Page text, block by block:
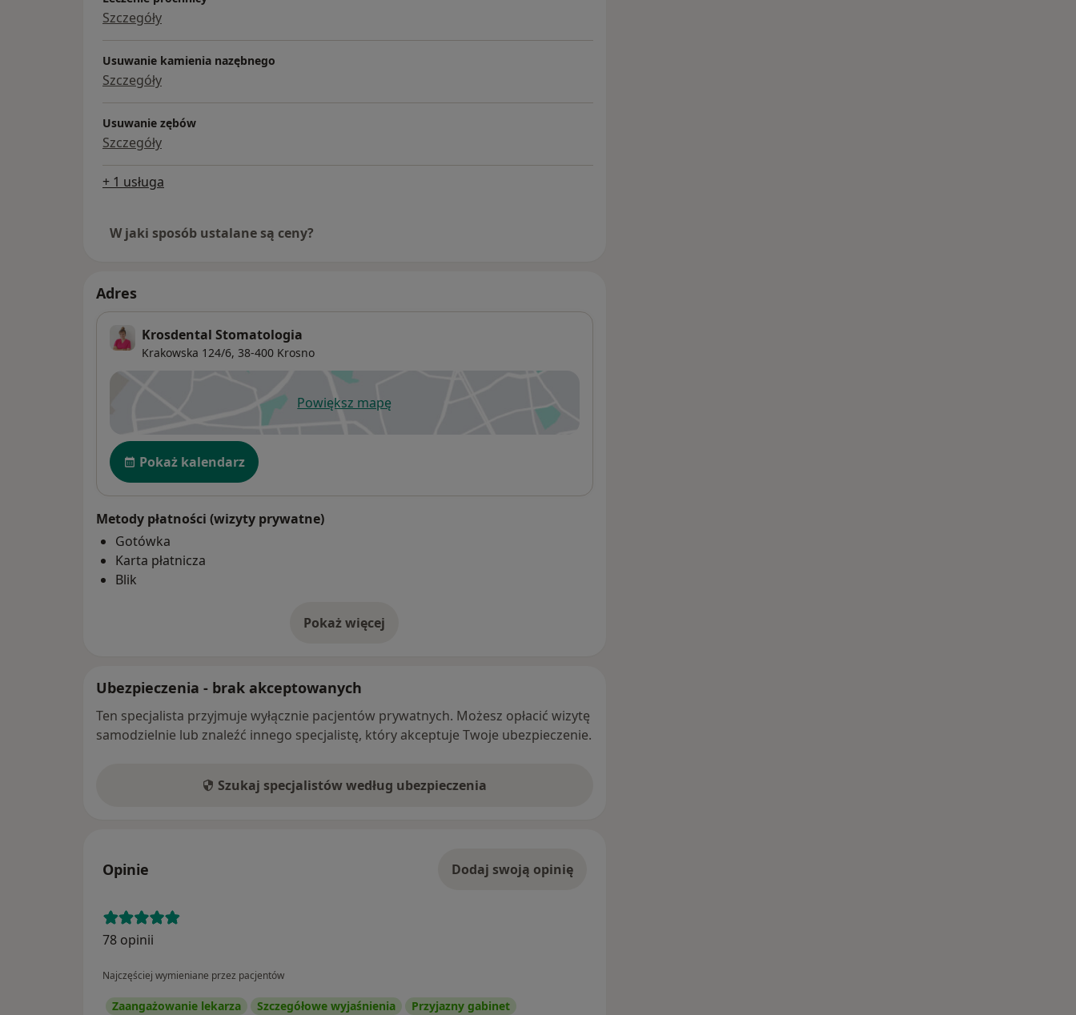
Szczegóły
Usuwanie kamienia nazębnego
Szczegóły
Usuwanie zębów
Szczegóły
+ 1 usługa
W jaki sposób ustalane są ceny?
Adres
Krosdental Stomatologia
Krakowska 124/6, 38-400 Krosno
Powiększ mapęotwiera się w nowej karcie
Dostępność
Pokaż kalendarz
Metody płatności (wizyty prywatne)
Gotówka
Karta płatnicza
Blik
Pokaż więcej
o adresie
Ubezpieczenia - brak akceptowanych
Ten specjalista przyjmuje wyłącznie pacjentów prywatnych. Możesz opłacić wizytę
samodzielnie lub znaleźć innego specjalistę, który akceptuje Twoje ubezpieczenie.
Szukaj specjalistów według ubezpieczenia
Opinie Dodaj swoją opinię
78 opinii
Najczęściej wymieniane przez pacjentów
Zaangażowanie lekarza Szczegółowe wyjaśnienia Przyjazny gabinet